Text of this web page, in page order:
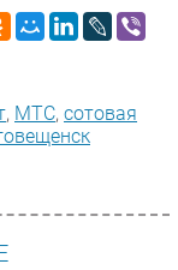
, МТС, сотовая